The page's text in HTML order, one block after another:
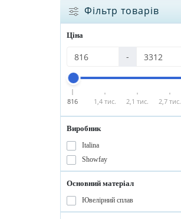
Фільтр товарів
Ціна
-
816 1,4 тис. 2,1 тис. 2,7 тис.
Виробник
Italina
Showfay
Основний матеріал
Ювелірний сплав